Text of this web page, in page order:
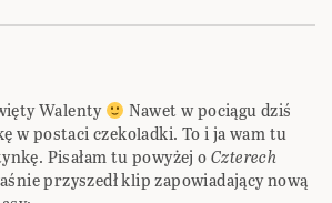
Walenty
Nawet w pociągu dziś
w postaci czekoladki. To i ja wam tu
Pisałam tu powyżej oCzterech
przyszedł klip zapowiadający nową